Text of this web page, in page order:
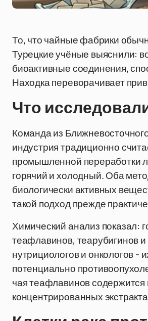
То, что чайные фабрики
Турецкие учёные выяснили:
биоактивные соединения,
Находка переворачивает
Что
Команда из
индустрия традиционно
промышленной переработки
горячий и холодный. Оба
биологически активных
такой подход прежде
Химический анализ показал:
теафлавинов, теарубигинов
нутрициологов и онкологов -
потенциально
чая теафлавинов
концентрированных